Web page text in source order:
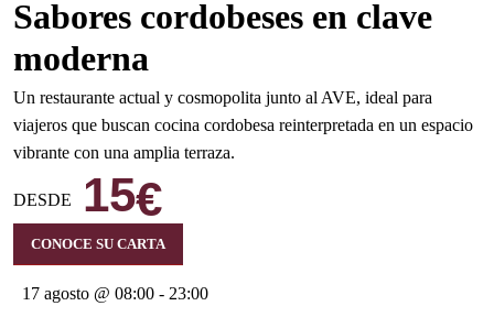
Sabores cordobeses en clave
moderna
Un restaurante actual y cosmopolita junto al AVE, ideal para
viajeros que buscan cocina cordobesa reinterpretada en un espacio
vibrante con una amplia terraza.
DESDE 15€
CONOCE SU CARTA
17 agosto @ 08:00 - 23:00